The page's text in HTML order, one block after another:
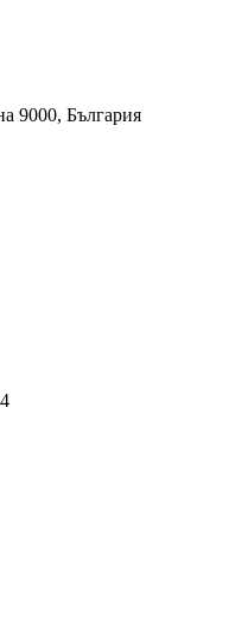
9000, България